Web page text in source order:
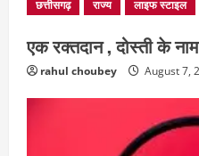
छत्तीसगढ़ राज्य लाइफ स्टाइल
एक रक्तदान , दोस्ती के नाम
rahul choubey August 7,